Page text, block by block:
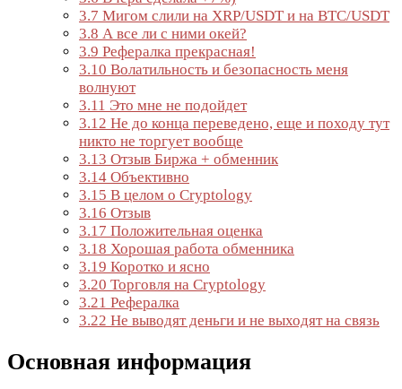
3.7 Мигом слили на XRP/USDT и на BTC/USDT
3.8 А все ли с ними окей?
3.9 Рефералка прекрасная!
3.10 Волатильность и безопасность меня
волнуют
3.11 Это мне не подойдет
3.12 Не до конца переведено, еще и походу тут
никто не торгует вообще
3.13 Отзыв Биржа + обменник
3.14 Объективно
3.15 В целом о Cryptology
3.16 Отзыв
3.17 Положительная оценка
3.18 Хорошая работа обменника
3.19 Коротко и ясно
3.20 Торговля на Cryptology
3.21 Рефералка
3.22 Не выводят деньги и не выходят на связь
Основная информация